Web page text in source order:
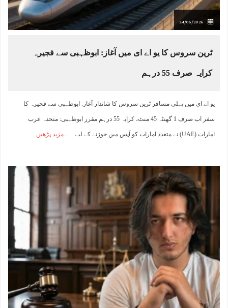
24/06/2026
ٹرین سروس کا یو اے ای میں آغاز: ابوظہبی سے فجیرہ
کرایہ صرف 55 درہم
یو اے ای میں پہلی مسافر ٹرین سروس کا شاندار آغاز: ابوظہبی سے فجیرہ کا
سفر اب صرف 1 گھنٹہ 45 منٹ، کرایہ 55 درہم مقرر ابوظہبی: متحدہ عرب
امارات (UAE) نے متعدد امارات کو آپس میں جوڑنے کے لیے مزید پڑھیں